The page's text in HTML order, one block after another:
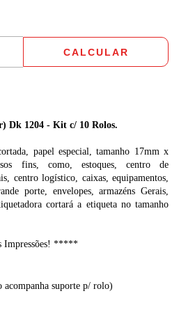
CALCULAR
Dk 1204 - Kit c/ 10 Rolos.
papel especial, tamanho 17mm x
fins, como, estoques, centro de
centro logístico, caixas, equipamentos,
porte, envelopes, armazéns Gerais,
cortará a etiqueta no tamanho
Impressões! *****
acompanha suporte p/ rolo)